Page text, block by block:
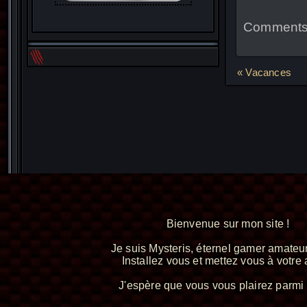
« Vacances
Bienvenue sur mon site !
Je suis Mysteris, éternel gamer
Installez vous et mettez vous à votre
J'espère que vous vous plairez parmi